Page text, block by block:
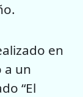
en
a un
“El